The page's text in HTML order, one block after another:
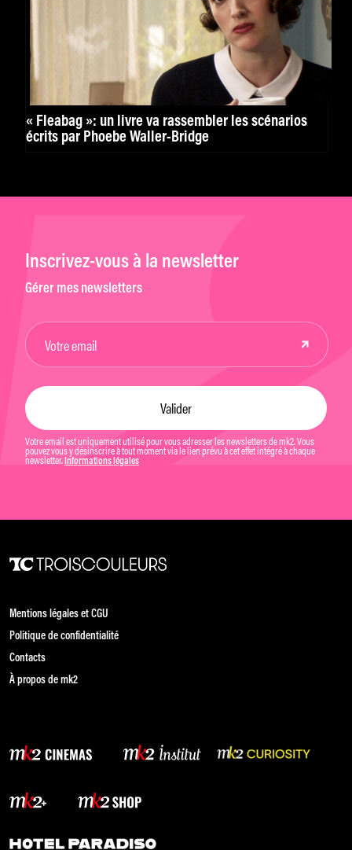
« Fleabag »: un livre va rassembler les scénarios
écrits par Phoebe Waller-Bridge
Inscrivez-vous à la newsletter
Gérer mes newsletters
Votre email est uniquement utilisé pour vous adresser les newsletters de mk2. Vous
pouvez vous y désinscrire à tout moment via le lien prévu à cet effet intégré à chaque
newsletter. Informations légales
Mentions légales et CGU
Politique de confidentialité
Contacts
À propos de mk2